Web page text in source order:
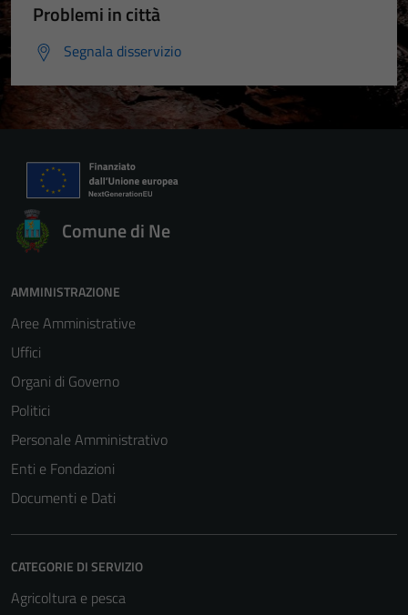
Problemi in città
Segnala disservizio
Comune di Ne
AMMINISTRAZIONE
Aree Amministrative
Uffici
Organi di Governo
Politici
Personale Amministrativo
Enti e Fondazioni
Documenti e Dati
CATEGORIE DI SERVIZIO
Agricoltura e pesca